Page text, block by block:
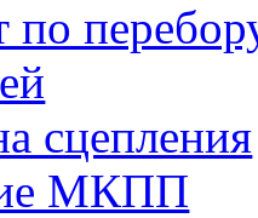
по
сцепления
МКПП